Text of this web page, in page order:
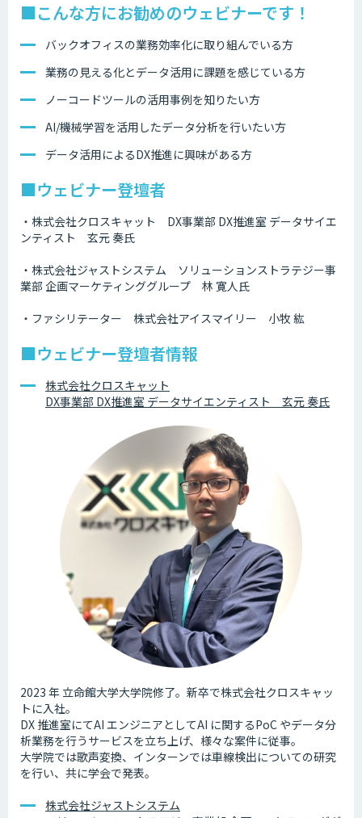
■こんな方にお勧めのウェビナーです！
バックオフィスの業務効率化に取り組んでいる方
業務の見える化とデータ活用に課題を感じている方
ノーコードツールの活用事例を知りたい方
AI/機械学習を活用したデータ分析を行いたい方
データ活用によるDX推進に興味がある方
■ウェビナー登壇者
・株式会社クロスキャット DX事業部 DX推進室 データサイエ
ンティスト 玄元 奏氏
・株式会社ジャストシステム ソリューションストラテジー事
業部 企画マーケティンググループ 林 寛人氏
・ファシリテーター 株式会社アイスマイリー 小牧 紘
■ウェビナー登壇者情報
株式会社クロスキャット
DX事業部 DX推進室 データサイエンティスト 玄元 奏氏
2023 年 立命館大学大学院修了。新卒で株式会社クロスキャッ
トに入社。
DX 推進室にてAI エンジニアとしてAI に関するPoC やデータ分
析業務を行うサービスを立ち上げ、様々な案件に従事。
大学院では歌声変換、インターンでは車線検出についての研究
を行い、共に学会で発表。
株式会社ジャストシステム